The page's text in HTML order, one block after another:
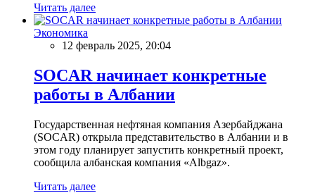
Читать далее
Экономика
12 февраль 2025, 20:04
SOCAR начинает конкретные
работы в Албании
Государственная нефтяная компания Азербайджана
(SOCAR) открыла представительство в Албании и в
этом году планирует запустить конкретный проект,
сообщила албанская компания «Albgaz».
Читать далее